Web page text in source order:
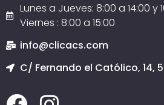
Lunes a Jueves: 8:00 a 14:00 y
Viernes : 8:00 a 15:00
info@clicacs.com
C/ Fernando el Católico, 14,